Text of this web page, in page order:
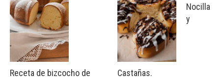
Receta de bizcocho de
Nocilla
y
Castañas.